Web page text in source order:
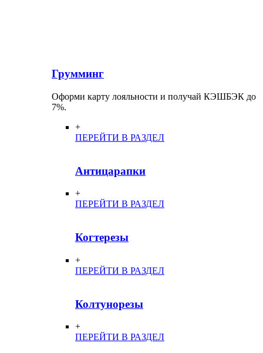
Грумминг
Оформи карту лояльности и получай КЭШБЭК до
7%.
+
ПЕРЕЙТИ В РАЗДЕЛ
Антицарапки
+
ПЕРЕЙТИ В РАЗДЕЛ
Когтерезы
+
ПЕРЕЙТИ В РАЗДЕЛ
Колтунорезы
+
ПЕРЕЙТИ В РАЗДЕЛ